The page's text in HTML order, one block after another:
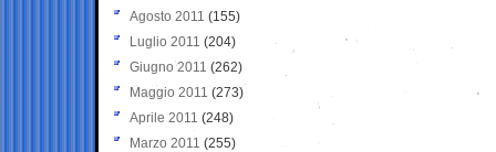
Agosto 2011 (155)
Luglio 2011 (204)
Giugno 2011 (262)
Maggio 2011 (273)
Aprile 2011 (248)
Marzo 2011 (255)